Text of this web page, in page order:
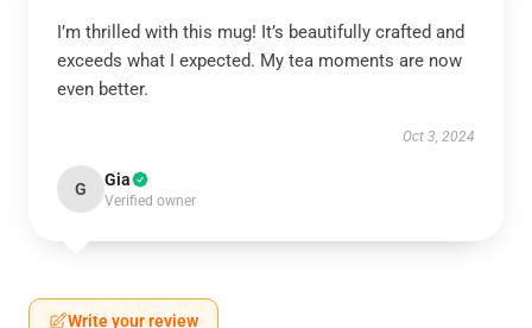
I’m thrilled with this mug! It’s beautifully crafted and
exceeds what I expected. My tea moments are now
even better.
Oct 3, 2024
G Gia
Verified owner
Write your review